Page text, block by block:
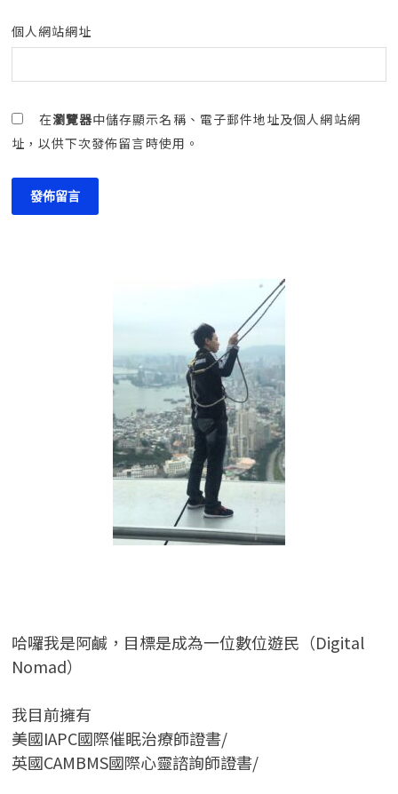
個人網站網址
在瀏覽器中儲存顯示名稱、電子郵件地址及個人網站網
址，以供下次發佈留言時使用。
哈囉我是阿鹹，目標是成為一位數位遊民（Digital
Nomad）
我目前擁有
美國IAPC國際催眠治療師證書/
英國CAMBMS國際心靈諮詢師證書/